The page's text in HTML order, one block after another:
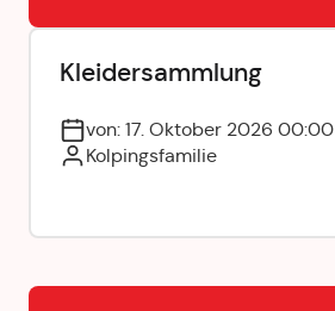
Kleidersammlung
von: 17. Oktober 2026 00:00
Kolpingsfamilie